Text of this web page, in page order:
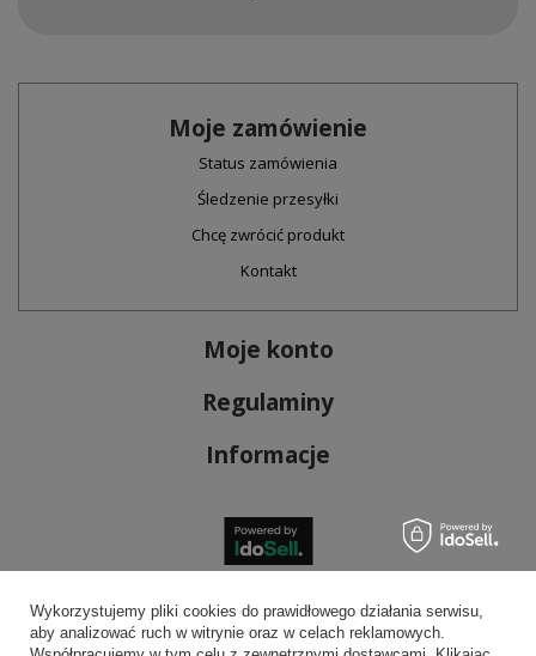
Moje zamówienie
Status zamówienia
Śledzenie przesyłki
Chcę zwrócić produkt
Kontakt
Moje konto
Regulaminy
Informacje
Bezpieczne płatności
Wykorzystujemy pliki cookies do prawidłowego działania serwisu,
aby analizować ruch w witrynie oraz w celach reklamowych.